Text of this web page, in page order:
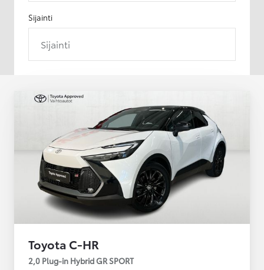
Sijainti
Sijainti
Toyota C-HR
2,0 Plug-in Hybrid GR SPORT